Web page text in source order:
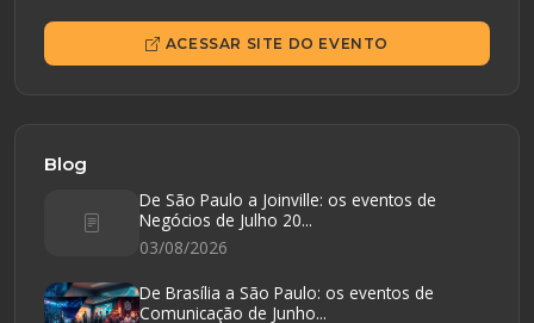
ACESSAR SITE DO EVENTO
Blog
De São Paulo a Joinville: os eventos de
Negócios de Julho 20...
03/08/2026
De Brasília a São Paulo: os eventos de
Comunicação de Junho...